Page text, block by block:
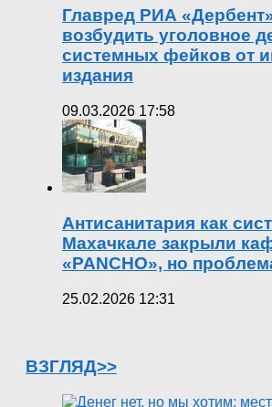
Главред РИА
возбудить уголовное
системных фейков от
издания
09.03.2026 17:58
Антисанитария как
Махачкале закрыли
«PANCHO», но
25.02.2026 12:31
ВЗГЛЯД>>